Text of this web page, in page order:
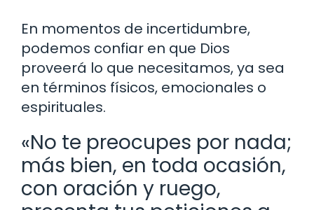
En momentos de incertidumbre,
podemos confiar en que Dios
proveerá lo que necesitamos, ya sea
en términos físicos, emocionales o
espirituales.
«No te preocupes por nada;
más bien, en toda ocasión,
con oración y ruego,